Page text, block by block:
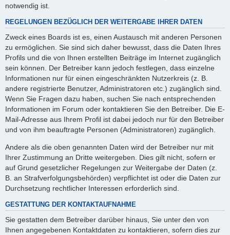
notwendig ist.
REGELUNGEN BEZÜGLICH DER WEITERGABE IHRER DATEN
Zweck eines Boards ist es, einen Austausch mit anderen Personen
zu ermöglichen. Sie sind sich daher bewusst, dass die Daten Ihres
Profils und die von Ihnen erstellten Beiträge im Internet zugänglich
sein können. Der Betreiber kann jedoch festlegen, dass einzelne
Informationen nur für einen eingeschränkten Nutzerkreis (z. B.
andere registrierte Benutzer, Administratoren etc.) zugänglich sind.
Wenn Sie Fragen dazu haben, suchen Sie nach entsprechenden
Informationen im Forum oder kontaktieren Sie den Betreiber. Die E-
Mail-Adresse aus Ihrem Profil ist dabei jedoch nur für den Betreiber
und von ihm beauftragte Personen (Administratoren) zugänglich.
Andere als die oben genannten Daten wird der Betreiber nur mit
Ihrer Zustimmung an Dritte weitergeben. Dies gilt nicht, sofern er
auf Grund gesetzlicher Regelungen zur Weitergabe der Daten (z.
B. an Strafverfolgungsbehörden) verpflichtet ist oder die Daten zur
Durchsetzung rechtlicher Interessen erforderlich sind.
GESTATTUNG DER KONTAKTAUFNAHME
Sie gestatten dem Betreiber darüber hinaus, Sie unter den von
Ihnen angegebenen Kontaktdaten zu kontaktieren, sofern dies zur